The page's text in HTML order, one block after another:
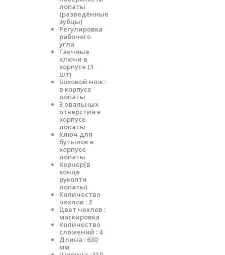
лопаты
(разведённые
зубцы)
Регулировка
рабочего
угла
Гаечные
ключи в
корпусе (3
шт)
Боковой нож :
в корпусе
лопаты
3 овальных
отверстия в
корпусе
лопаты
Ключ для
бутылок в
корпусе
лопаты
Кернер(в
конце
рукояти
лопаты)
Количество
чехлов : 2
Цвет чехлов :
маскировка
Количество
сложений : 4
Длина : 630
мм